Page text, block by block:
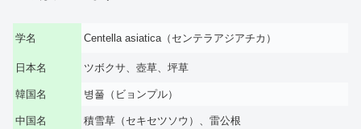
学名 Centella asiatica（センテラアジアチカ）
日本名 ツボクサ、壺草、坪草
韓国名 병풀（ビョンプル）
中国名 積雪草（セキセツソウ）、雷公根